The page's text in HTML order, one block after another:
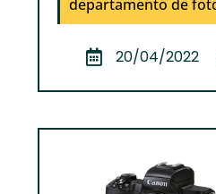
departamento de
20/04/2022